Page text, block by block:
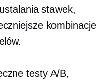
stawek,
kombinacje
testy A/B,